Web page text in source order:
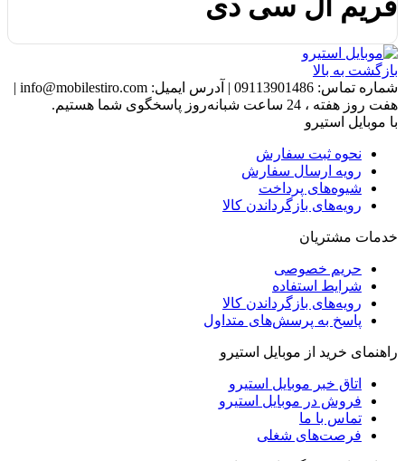
فریم ال سی دی
بازگشت به بالا
شماره تماس: 09113901486
| آدرس ایمیل: info@mobilestiro.com
|
هفت روز هفته ، 24 ساعت شبانه‌روز پاسخگوی شما هستیم.
با موبایل استیرو
نحوه ثبت سفارش
رویه ارسال سفارش
شیوه‌های پرداخت
رویه‌های بازگرداندن کالا
خدمات مشتریان
حریم خصوصی
شرایط استفاده
رویه‌های بازگرداندن کالا
پاسخ به پرسش‌های متداول
راهنمای خرید از موبایل استیرو
اتاق خبر موبایل استیرو
فروش در موبایل استیرو
تماس با ما
فرصت‌های شغلی